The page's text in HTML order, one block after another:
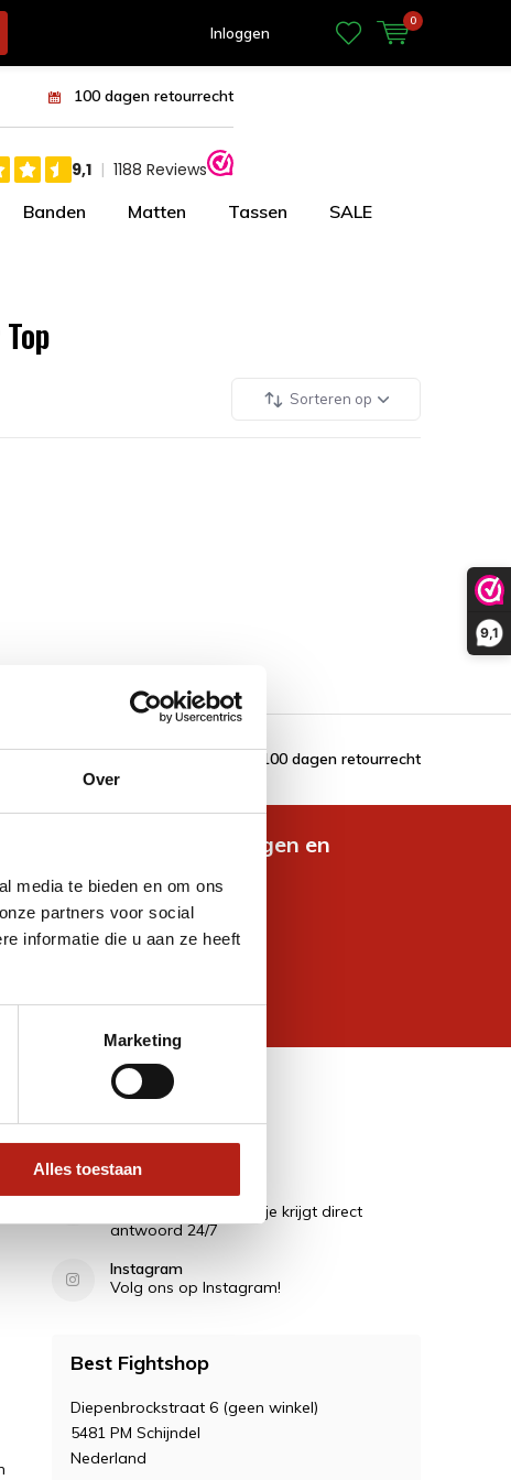
Over
media te bieden en om ons
partners voor social
informatie die u aan ze heeft
Marketing
Alles toestaan
9,1
Inloggen
0
100 dagen retourrecht
Banden Matten Tassen SALE
Sorteren op
100 dagen retourrecht
de nieuwste aanbiedingen en
Contact
Vragen?
Stel ze in de Chat en je krijgt direct
antwoord 24/7
Instagram
Volg ons op Instagram!
Best Fightshop
Diepenbrockstraat 6 (geen winkel)
5481 PM Schijndel
Nederland